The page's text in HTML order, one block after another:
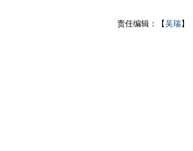
责任编辑：【吴瑞】